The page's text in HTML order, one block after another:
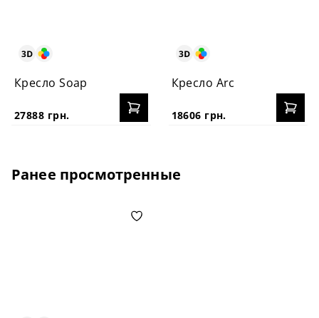
Кресло Soap
27888 грн.
Кресло Arc
18606 грн.
Ранее просмотренные